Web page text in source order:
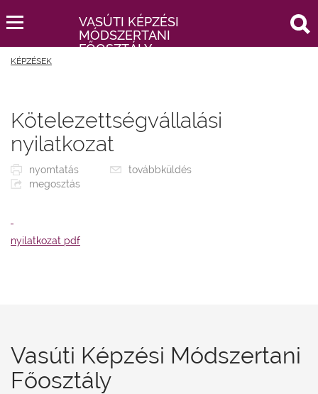
VASÚTI KÉPZÉSI
MÓDSZERTANI
FŐOSZTÁLY
KÉPZÉSEK
Kötelezettségvállalási
nyilatkozat
nyomtatás
továbbküldés
megosztás
nyilatkozat pdf
Vasúti Képzési Módszertani
Főosztály